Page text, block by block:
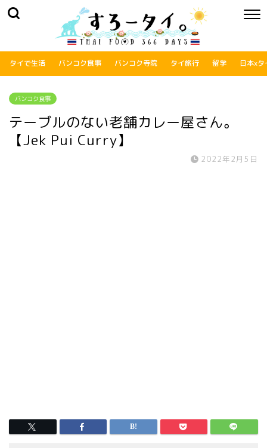
タイで生活 バンコク食事 バンコク寺院 タイ旅行 留学 日本xタ
バンコク食事
テーブルのない老舗カレー屋さん。
【Jek Pui Curry】
2022年2月5日